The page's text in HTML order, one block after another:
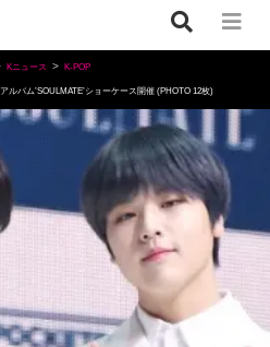
Kニュース K-POP
ルバム’SOULMATE’ショーケース開催 (PHOTO 12枚)